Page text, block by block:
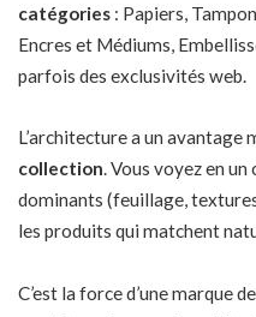
catégories : Papiers,
Encres et Médiums,
parfois des exclusivités web.
L’architecture a un avantage
collection. Vous voyez en
dominants (feuillage,
les produits qui matchent
C’est la force d’une marque